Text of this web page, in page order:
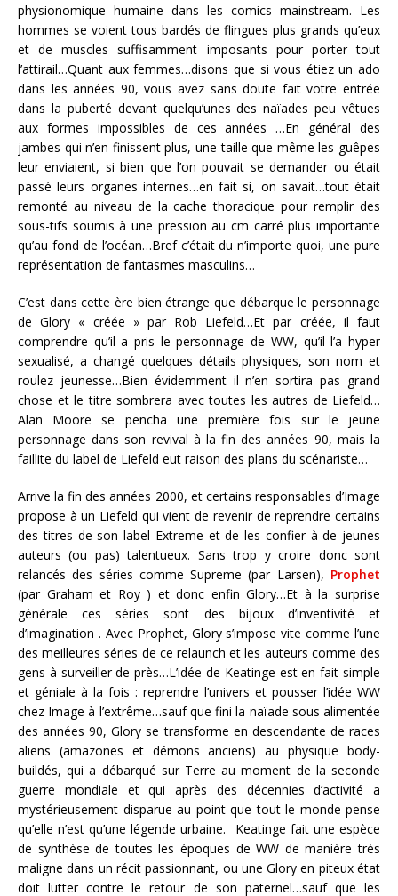
physionomique humaine dans les comics mainstream. Les
hommes se voient tous bardés de flingues plus grands qu’eux
et de muscles suffisamment imposants pour porter tout
l’attirail…Quant aux femmes…disons que si vous étiez un ado
dans les années 90, vous avez sans doute fait votre entrée
dans la puberté devant quelqu’unes des naïades peu vêtues
aux formes impossibles de ces années …En général des
jambes qui n’en finissent plus, une taille que même les guêpes
leur enviaient, si bien que l’on pouvait se demander ou était
passé leurs organes internes…en fait si, on savait…tout était
remonté au niveau de la cache thoracique pour remplir des
sous-tifs soumis à une pression au cm carré plus importante
qu’au fond de l’océan…Bref c’était du n’importe quoi, une pure
représentation de fantasmes masculins…
C’est dans cette ère bien étrange que débarque le personnage
de Glory « créée » par Rob Liefeld…Et par créée, il faut
comprendre qu’il a pris le personnage de WW, qu’il l’a hyper
sexualisé, a changé quelques détails physiques, son nom et
roulez jeunesse…Bien évidemment il n’en sortira pas grand
chose et le titre sombrera avec toutes les autres de Liefeld…
Alan Moore se pencha une première fois sur le jeune
personnage dans son revival à la fin des années 90, mais la
faillite du label de Liefeld eut raison des plans du scénariste…
Arrive la fin des années 2000, et certains responsables d’Image
propose à un Liefeld qui vient de revenir de reprendre certains
des titres de son label Extreme et de les confier à de jeunes
auteurs (ou pas) talentueux. Sans trop y croire donc sont
relancés des séries comme Supreme (par Larsen), Prophet
(par Graham et Roy ) et donc enfin Glory…Et à la surprise
générale ces séries sont des bijoux d’inventivité et
d’imagination . Avec Prophet, Glory s’impose vite comme l’une
des meilleures séries de ce relaunch et les auteurs comme des
gens à surveiller de près…L’idée de Keatinge est en fait simple
et géniale à la fois : reprendre l’univers et pousser l’idée WW
chez Image à l’extrême…sauf que fini la naïade sous alimentée
des années 90, Glory se transforme en descendante de races
aliens (amazones et démons anciens) au physique body-
buildés, qui a débarqué sur Terre au moment de la seconde
guerre mondiale et qui après des décennies d’activité a
mystérieusement disparue au point que tout le monde pense
qu’elle n’est qu’une légende urbaine. Keatinge fait une espèce
de synthèse de toutes les époques de WW de manière très
maligne dans un récit passionnant, ou une Glory en piteux état
doit lutter contre le retour de son paternel…sauf que les